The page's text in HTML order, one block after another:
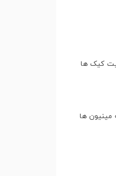
کیک ها
مینیون ها